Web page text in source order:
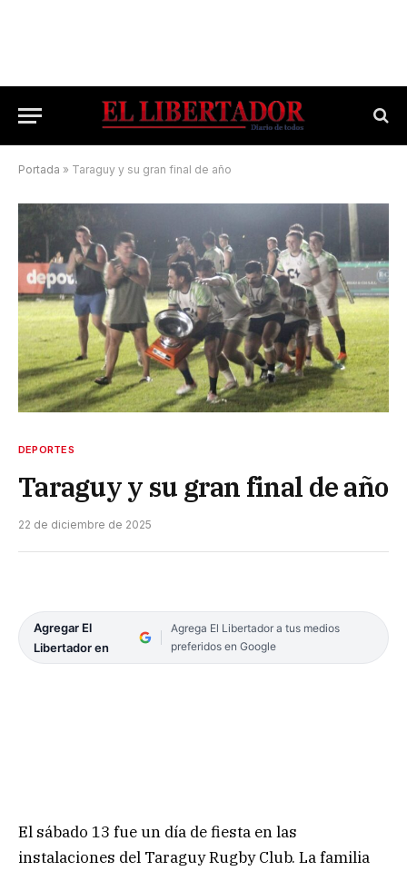
Portada » Taraguy y su gran final de año
DEPORTES
Taraguy y su gran final de año
22 de diciembre de 2025
Agregar El
Libertador en
Agrega El Libertador a tus medios
preferidos en Google
El sábado 13 fue un día de fiesta en las
instalaciones del Taraguy Rugby Club. La familia